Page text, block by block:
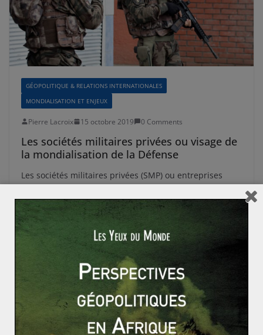
GÉOPOLITIQUE & RELATIONS INTERNATIONALES
MONDIALISATION ET ENJEUX
Pierre Lacroix 15 octobre 2019 0 Comments
Les sociétés militaires privées ou visage de
la mondialisation de la Défense
Les sociétés militaires privées (SMP) ou entreprises
entreprises à but commercial qui